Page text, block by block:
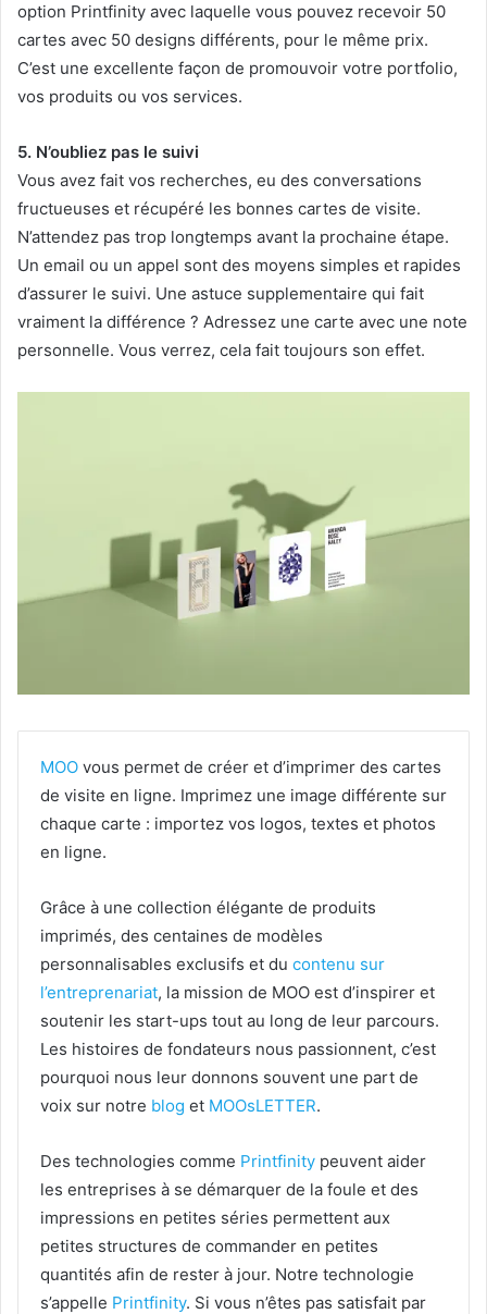
option Printfinity avec laquelle vous pouvez recevoir 50
cartes avec 50 designs différents, pour le même prix.
C’est une excellente façon de promouvoir votre portfolio,
vos produits ou vos services.
5. N’oubliez pas le suivi
Vous avez fait vos recherches, eu des conversations
fructueuses et récupéré les bonnes cartes de visite.
N’attendez pas trop longtemps avant la prochaine étape.
Un email ou un appel sont des moyens simples et rapides
d’assurer le suivi. Une astuce supplementaire qui fait
vraiment la différence ? Adressez une carte avec une note
personnelle. Vous verrez, cela fait toujours son effet.
MOO vous permet de créer et d’imprimer des cartes
de visite en ligne. Imprimez une image différente sur
chaque carte : importez vos logos, textes et photos
en ligne.
Grâce à une collection élégante de produits
imprimés, des centaines de modèles
personnalisables exclusifs et du contenu sur
l’entreprenariat, la mission de MOO est d’inspirer et
soutenir les start-ups tout au long de leur parcours.
Les histoires de fondateurs nous passionnent, c’est
pourquoi nous leur donnons souvent une part de
voix sur notre blog et MOOsLETTER.
Des technologies comme Printfinity peuvent aider
les entreprises à se démarquer de la foule et des
impressions en petites séries permettent aux
petites structures de commander en petites
quantités afin de rester à jour. Notre technologie
s’appelle Printfinity. Si vous n’êtes pas satisfait par